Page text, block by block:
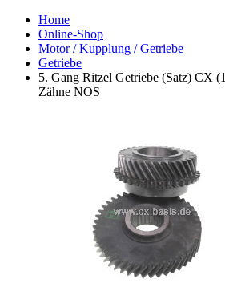
Home
Online-Shop
Motor / Kupplung / Getriebe
Getriebe
5. Gang Ritzel Getriebe (Satz) CX
Zähne NOS